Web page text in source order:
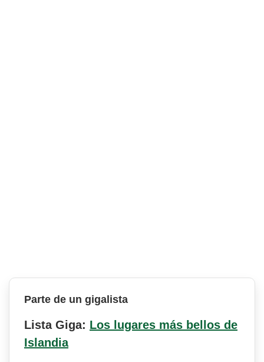
Parte de un gigalista
Lista Giga: Los lugares más bellos de
Islandia